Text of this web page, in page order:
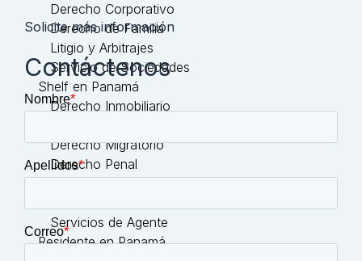
Derecho Corporativo
Derecho de Familia
Litigio y Arbitrajes
Servicio de Sociedades
Shelf en Panamá
Derecho Inmobiliario
Derecho Migratorio
Derecho Penal
Servicios de Agente
Residente en Panamá
Solicite más información
Contáctenos